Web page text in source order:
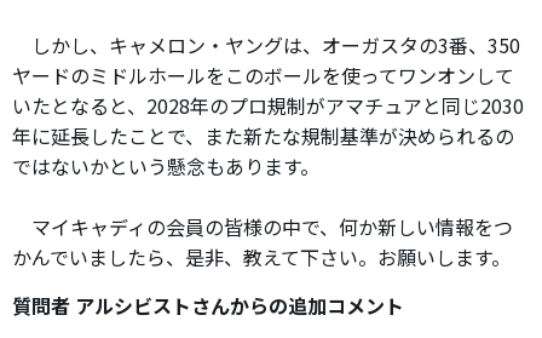
しかし、キャメロン・ヤングは、オーガスタの3番、350
ヤードのミドルホールをこのボールを使ってワンオンして
いたとなると、2028年のプロ規制がアマチュアと同じ2030
年に延長したことで、また新たな規制基準が決められるの
ではないかという懸念もあります。
マイキャディの会員の皆様の中で、何か新しい情報をつ
かんでいましたら、是非、教えて下さい。お願いします。
質問者 アルシビストさんからの追加コメント